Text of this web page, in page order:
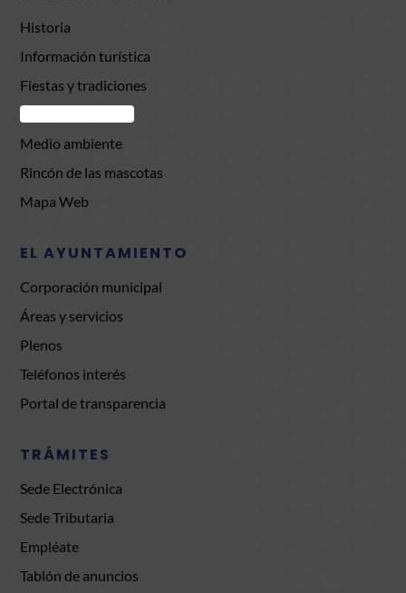
Historia
Información turística
Fiestas y tradiciones
Comercio Brunete
Medio ambiente
Rincón de las mascotas
Mapa Web
EL AYUNTAMIENTO
Corporación municipal
Áreas y servicios
Plenos
Teléfonos interés
Portal de transparencia
TRÁMITES
Sede Electrónica
Sede Tributaria
Empléate
Tablón de anuncios